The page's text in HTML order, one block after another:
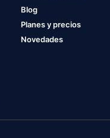
Blog
Planes y precios
Novedades